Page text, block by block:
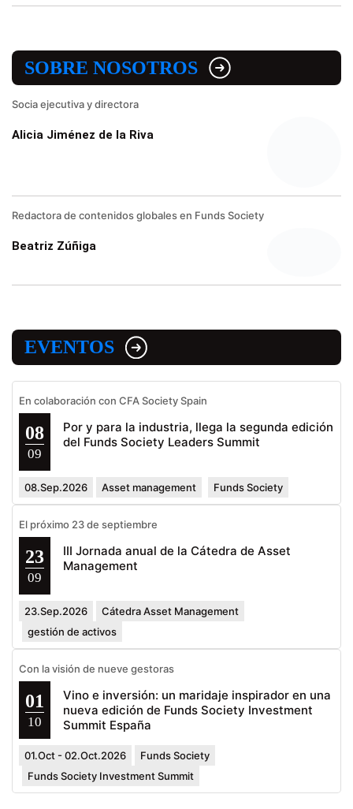
SOBRE NOSOTROS
Socia ejecutiva y directora
Alicia Jiménez de la Riva
Redactora de contenidos globales en Funds Society
Beatriz Zúñiga
EVENTOS
En colaboración con CFA Society Spain
08
09
Por y para la industria, llega la segunda edición
del Funds Society Leaders Summit
08.Sep.2026 Asset management Funds Society
El próximo 23 de septiembre
23
09
III Jornada anual de la Cátedra de Asset
Management
23.Sep.2026
Cátedra Asset Management
gestión de activos
Con la visión de nueve gestoras
01
10
Vino e inversión: un maridaje inspirador en una
nueva edición de Funds Society Investment
Summit España
01.Oct - 02.Oct.2026
Funds Society
Funds Society Investment Summit